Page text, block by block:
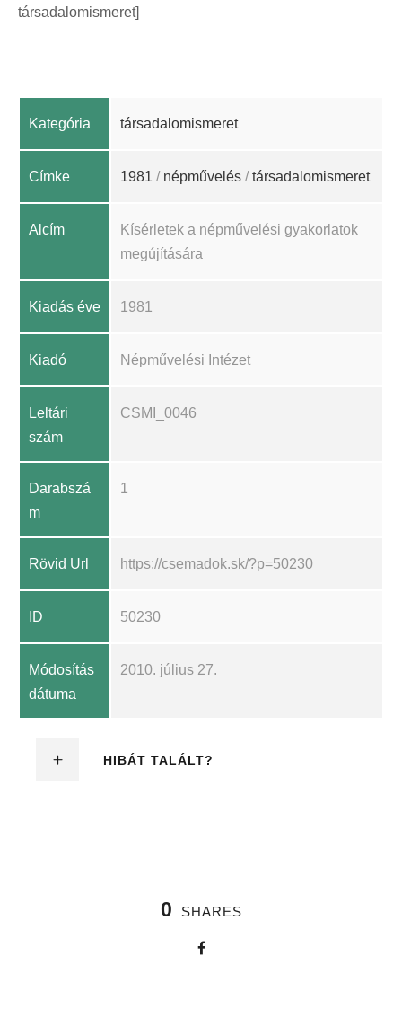
társadalomismeret]
Kategória társadalomismeret
Címke 1981 / népművelés /társadalomismeret
Alcím
Kísérletek a népművelési gyakorlatok
megújítására
Kiadás éve 1981
Kiadó Népművelési Intézet
Leltári
szám
CSMI_0046
Darabszá
m
1
Rövid Url https://csemadok.sk/?p=50230
ID 50230
Módosítás
dátuma
2010. július 27.
HIBÁT TALÁLT?
0 SHARES